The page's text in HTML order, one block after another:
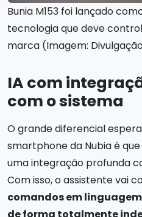
Bunia M153 foi lançado
tecnologia que deve
marca (Imagem:
IA com
com o sistema
O grande diferencial
smartphone da Nubia é
uma integração profunda
Com isso, o assistente vai
comandos em